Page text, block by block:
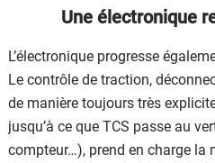
Une électronique
L’électronique progresse
Le contrôle de traction,
de manière toujours très
jusqu’à ce que TCS passe au
compteur…), prend en charge la